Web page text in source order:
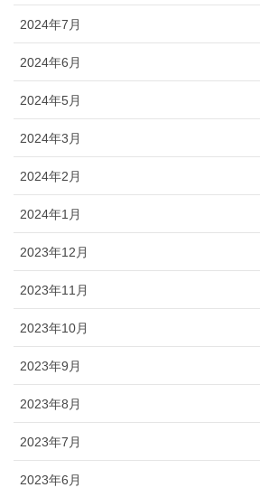
2024年7月
2024年6月
2024年5月
2024年3月
2024年2月
2024年1月
2023年12月
2023年11月
2023年10月
2023年9月
2023年8月
2023年7月
2023年6月